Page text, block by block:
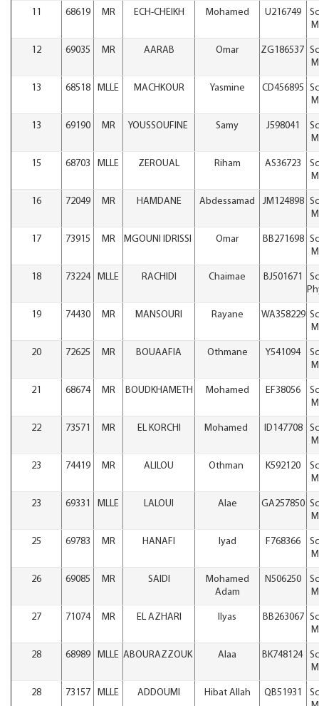
11 68619 MR ECH-CHEIKH Mohamed U216749
12 69035 MR AARAB Omar ZG186537
13 68518 MLLE MACHKOUR Yasmine CD456895
13 69190 MR YOUSSOUFINE Samy J598041
15 68703 MLLE ZEROUAL Riham AS36723
16 72049 MR HAMDANE Abdessamad JM124898
17 73915 MR MGOUNI IDRISSI Omar BB271698
18 73224 MLLE RACHIDI Chaimae BJ501671
19 74430 MR MANSOURI Rayane WA358229
20 72625 MR BOUAAFIA Othmane Y541094
21 68674 MR BOUDKHAMETH Mohamed EF38056
22 73571 MR EL KORCHI Mohamed ID147708
23 74419 MR ALILOU Othman K592120
23 69331 MLLE LALOUI Alae GA257850
25 69783 MR HANAFI Iyad F768366
26 69085 MR SAIDI
Mohamed
Adam
N506250
27 71074 MR EL AZHARI Ilyas BB263067
28 68989 MLLE ABOURAZZOUK Alaa BK748124
28 73157 MLLE ADDOUMI Hibat Allah QB51931